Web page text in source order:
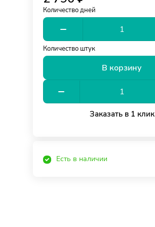
Количество дней
Количество штук
В корзину
Заказать в 1 клик
Есть в наличии